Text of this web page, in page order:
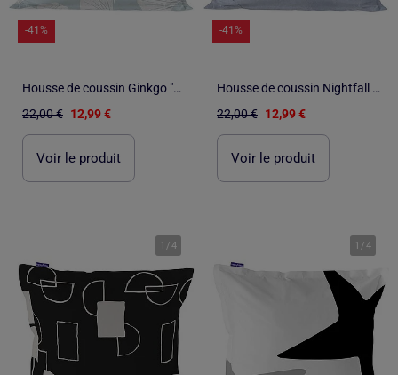
-41%
Housse de coussin Ginkgo "Happyfriday
22,00 € 12,99 €
Voir le produit
-41%
Housse de coussin Nightfall "Happyfriday
22,00 € 12,99 €
Voir le produit
1 /4 1 /4